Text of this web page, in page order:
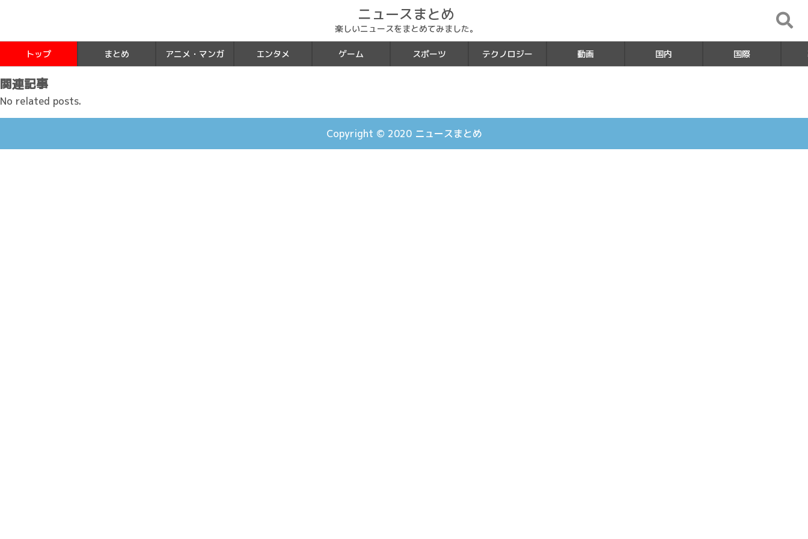
ニュースまとめ
楽しいニュースをまとめてみました。
トップ まとめ アニメ・マンガ エンタメ ゲーム スポーツ テクノロジー 動画 国内 国際
関連記事
No related posts.
Copyright © 2020 ニュースまとめ